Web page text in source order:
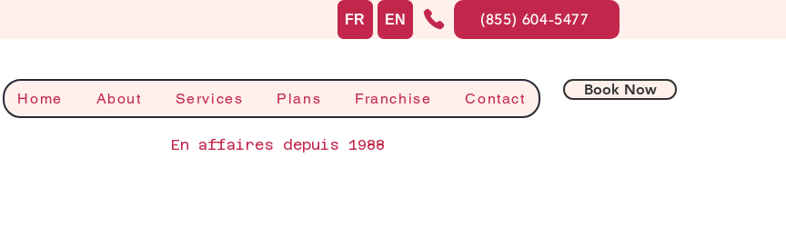
Home About Services Plans Franchise Contact
Book Now
En affaires depuis 1988
FR EN (855) 604-5477